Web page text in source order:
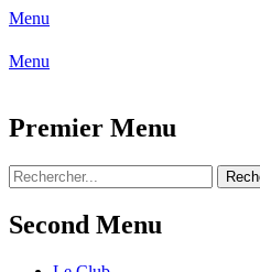
Menu
Club CAMPI
Menu
Premier Menu
Aller
au
contenu
Rechercher
Recherche
pour
:Second Menu